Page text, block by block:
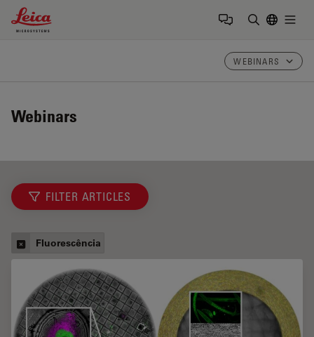
Leica Microsystems Logo
WEBINARS
Webinars
FILTER ARTICLES
Fluorescência